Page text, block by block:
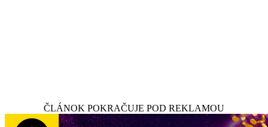
ČLÁNOK POKRAČUJE POD REKLAMOU